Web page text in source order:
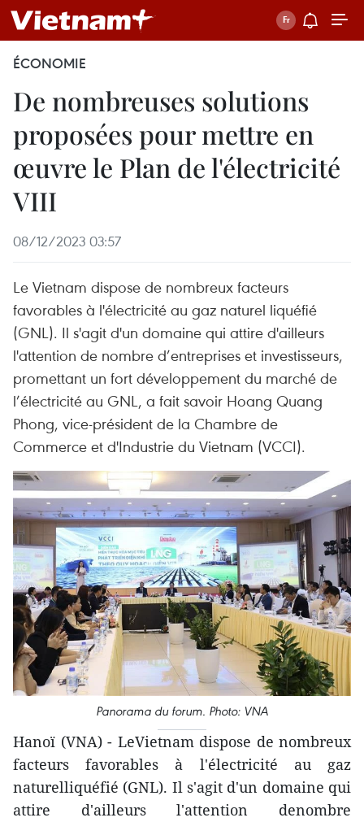
ÉCONOMIE
De nombreuses solutions
proposées pour mettre en
œuvre le Plan de l'électricité
VIII
08/12/2023 03:57
Le Vietnam dispose de nombreux facteurs
favorables à l'électricité au gaz naturel liquéfié
(GNL). Il s'agit d'un domaine qui attire d'ailleurs
l'attention de nombre d’entreprises et investisseurs,
promettant un fort développement du marché de
l’électricité au GNL, a fait savoir Hoang Quang
Phong, vice-président de la Chambre de
Commerce et d'Industrie du Vietnam (VCCI).
Panorama du forum. Photo: VNA
Hanoï (VNA) - LeVietnam dispose de nombreux
facteurs favorables à l'électricité au gaz
naturelliquéfié (GNL). Il s'agit d'un domaine qui
attire d'ailleurs l'attention denombre